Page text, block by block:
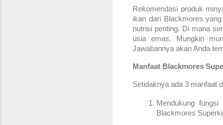
Rekomendasi produk
ikan dari Blackmores
nutrisi penting. Di mana
usia emas. Mungkin
Jawabannya akan Anda
Manfaat Blackmores
Setidaknya ada 3 manfaat
Mendukung
Blackmores